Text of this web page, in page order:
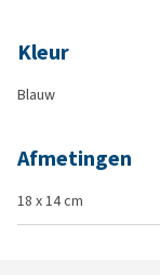
Kleur
Blauw
Afmetingen
18 x 14 cm